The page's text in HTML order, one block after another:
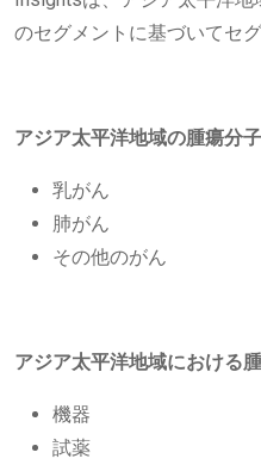
のセグメントに基づいてセ
アジア太平洋地域の腫瘍分
乳がん
肺がん
その他のがん
アジア太平洋地域における
機器
試薬